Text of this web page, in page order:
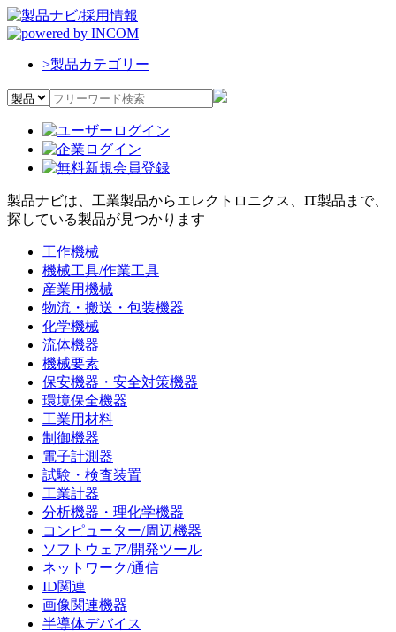
>製品カテゴリー
製品ナビは、工業製品からエレクトロニクス、IT製品まで、
探している製品が見つかります
工作機械
機械工具/作業工具
産業用機械
物流・搬送・包装機器
化学機械
流体機器
機械要素
保安機器・安全対策機器
環境保全機器
工業用材料
制御機器
電子計測器
試験・検査装置
工業計器
分析機器・理化学機器
コンピューター/周辺機器
ソフトウェア/開発ツール
ネットワーク/通信
ID関連
画像関連機器
半導体デバイス